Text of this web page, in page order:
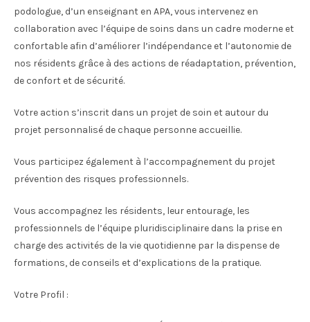
podologue, d’un enseignant en APA, vous intervenez en
collaboration avec l’équipe de soins dans un cadre moderne et
confortable afin d’améliorer l’indépendance et l’autonomie de
nos résidents grâce à des actions de réadaptation, prévention,
de confort et de sécurité.
Votre action s’inscrit dans un projet de soin et autour du
projet personnalisé de chaque personne accueillie.
Vous participez également à l’accompagnement du projet
prévention des risques professionnels.
Vous accompagnez les résidents, leur entourage, les
professionnels de l’équipe pluridisciplinaire dans la prise en
charge des activités de la vie quotidienne par la dispense de
formations, de conseils et d’explications de la pratique.
Votre Profil :